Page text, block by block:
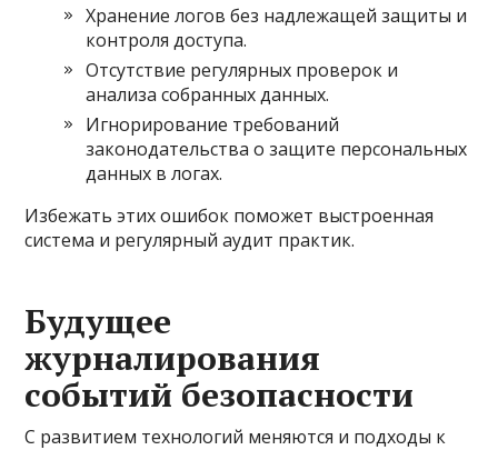
Хранение логов без надлежащей защиты и
контроля доступа.
Отсутствие регулярных проверок и
анализа собранных данных.
Игнорирование требований
законодательства о защите персональных
данных в логах.
Избежать этих ошибок поможет выстроенная
система и регулярный аудит практик.
Будущее
журналирования
событий безопасности
С развитием технологий меняются и подходы к